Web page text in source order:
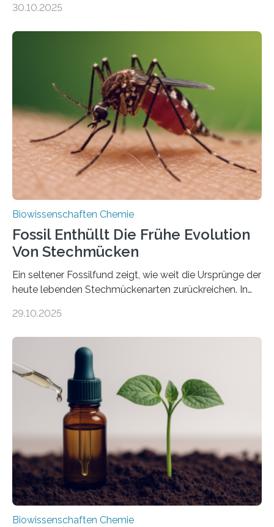
Landpflanzen zählen zu den komplexesten
Grünalgen, die vor Hunderten von Millionen Jahren
lebten. Unter den Vorfahren sticht eine Gruppe heraus,
die noch heute in der Natur vorkommt: die
Süßwasseralge Coleochaetophyceae. Einige Arten
dieser Gruppe bilden aus Zellfäden dichte Geflechte
mit scheibenförmiger Gestalt. Was auffällig ist: Die
nächsten…
30.10.2025
Biowissenschaften Chemie
Fossil Enthüllt Die Frühe Evolution
Von Stechmücken
Ein seltener Fossilfund zeigt, wie weit die Ursprünge der
heute lebenden Stechmückenarten zurückreichen. In
Forschende die bisher älteste bekannte Stechmücken-
Region Kachin in Myanmar und hat sich in
ausgezeichnetem Zustand erhalten. Es konnte als neue
Art einer neuen Gattung beschrieben werden und trägt
nun den Namen Cretosabethes primaevus. Dieser erste
fossile Nachweis einer Stechmückenlarve in Bernstein
stellt gleichzeitig den ersten Fossilfund einer
Mückenlarve aus dem Mesozoikum dar, denn…
29.10.2025
Biowissenschaften Chemie